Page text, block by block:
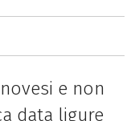
e non
data ligure